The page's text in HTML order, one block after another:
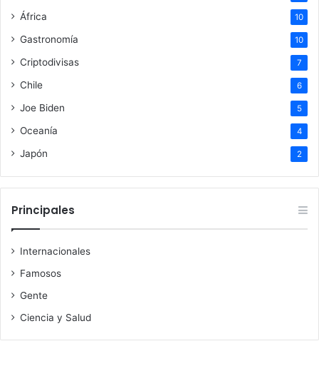
África 10
Gastronomía 10
Criptodivisas 7
Chile 6
Joe Biden 5
Oceanía 4
Japón 2
Principales
Internacionales
Famosos
Gente
Ciencia y Salud